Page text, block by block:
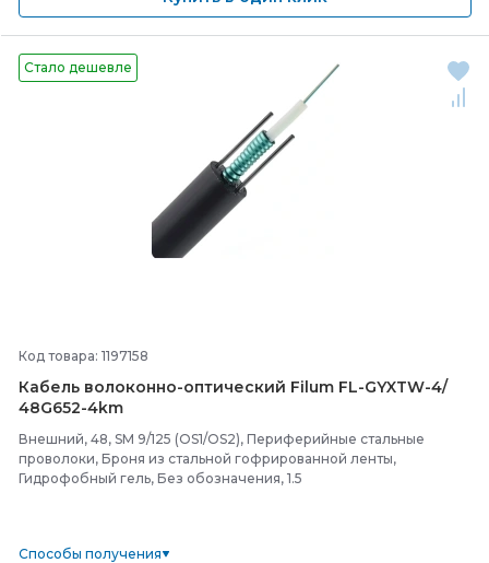
Стало дешевле
Код товара: 1197158
Кабель волоконно-оптический Filum FL-GYXTW-4/
48G652-4km
Внешний, 48, SM 9/125 (OS1/OS2), Периферийные стальные
проволоки, Броня из стальной гофрированной ленты,
Гидрофобный гель, Без обозначения, 1.5
Способы получения